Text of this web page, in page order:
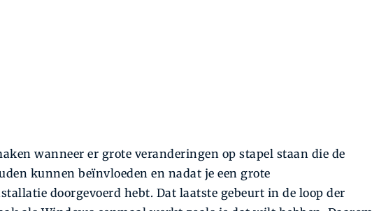
wanneer er grote veranderingen op stapel staan die de
kunnen beïnvloeden en nadat je een grote
doorgevoerd hebt. Dat laatste gebeurt in de loop der